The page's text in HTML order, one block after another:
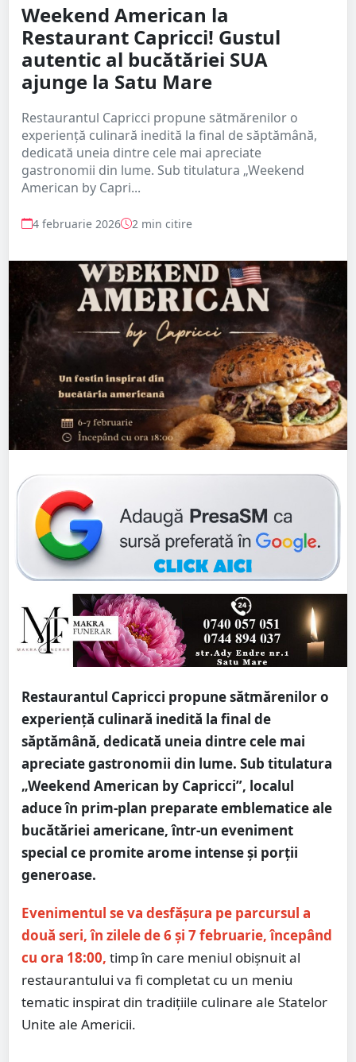
Weekend American la
Restaurant Capricci! Gustul
autentic al bucătăriei SUA
ajunge la Satu Mare
Restaurantul Capricci propune sătmărenilor o
experiență culinară inedită la final de săptămână,
dedicată uneia dintre cele mai apreciate
gastronomii din lume. Sub titulatura „Weekend
American by Capri...
4 februarie 2026 2 min citire
Restaurantul Capricci propune sătmărenilor o
experiență culinară inedită la final de
săptămână, dedicată uneia dintre cele mai
apreciate gastronomii din lume. Sub titulatura
„Weekend American by Capricci”, localul
aduce în prim-plan preparate emblematice ale
bucătăriei americane, într-un eveniment
special ce promite arome intense și porții
generoase.
Evenimentul se va desfășura pe parcursul a
două seri, în zilele de 6 și 7 februarie, începând
cu ora 18:00, timp în care meniul obișnuit al
restaurantului va fi completat cu un meniu
tematic inspirat din tradițiile culinare ale Statelor
Unite ale Americii.